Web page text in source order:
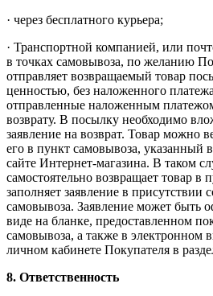
· через бесплатного курьера;
· Транспортной компанией, или
в точках самовывоза, по желанию
отправляет возвращаемый товар
ценностью, без наложенного
отправленные наложенным
возврату. В посылку необходимо
заявление на возврат. Товар можно
его в пункт самовывоза, указанный
сайте Интернет-магазина. В таком
самостоятельно возвращает товар в
заполняет заявление в присутствии
самовывоза. Заявление может быть
виде на бланке, предоставленном
самовывоза, а также в электронном
личном кабинете Покупателя в
8. Ответственность